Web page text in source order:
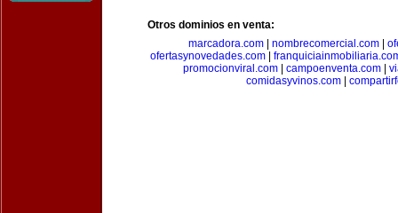
Otros dominios en venta:
marcadora.com| nombrecomercial.com|
ofertasynovedades.com|
promocionviral.com
campoenventa.com
comidasyvinos.com|